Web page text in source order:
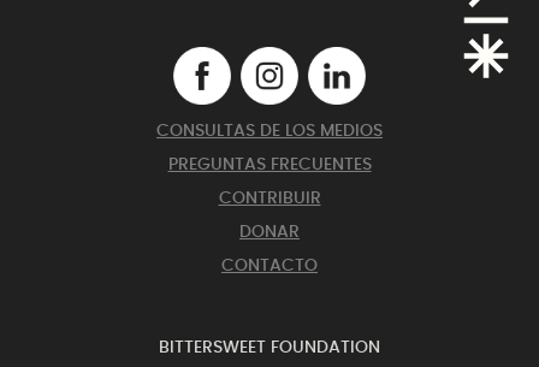
CONSULTAS DE LOS MEDIOS
PREGUNTAS FRECUENTES
CONTRIBUIR
DONAR
CONTACTO
BITTERSWEET FOUNDATION